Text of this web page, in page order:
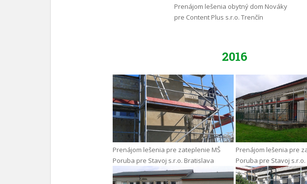
Prenájom lešenia obytný dom Nováky
pre Content Plus s.r.o. Trenčín
2016
Prenájom lešenia pre zateplenie MŠ
Poruba pre Stavoj s.r.o. Bratislava
Prenájom lešenia pre
Poruba pre Stavoj